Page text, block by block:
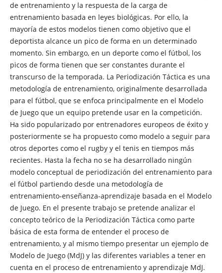
de entrenamiento y la respuesta de la carga de
entrenamiento basada en leyes biológicas. Por ello, la
mayoría de estos modelos tienen como objetivo que el
deportista alcance un pico de forma en un determinado
momento. Sin embargo, en un deporte como el fútbol, los
picos de forma tienen que ser constantes durante el
transcurso de la temporada. La Periodización Táctica es una
metodología de entrenamiento, originalmente desarrollada
para el fútbol, que se enfoca principalmente en el Modelo
de Juego que un equipo pretende usar en la competición.
Ha sido popularizado por entrenadores europeos de éxito y
posteriormente se ha propuesto como modelo a seguir para
otros deportes como el rugby y el tenis en tiempos más
recientes. Hasta la fecha no se ha desarrollado ningún
modelo conceptual de periodización del entrenamiento para
el fútbol partiendo desde una metodología de
entrenamiento-enseñanza-aprendizaje basada en el Modelo
de Juego. En el presente trabajo se pretende analizar el
concepto teórico de la Periodización Táctica como parte
básica de esta forma de entender el proceso de
entrenamiento, y al mismo tiempo presentar un ejemplo de
Modelo de Juego (MdJ) y las diferentes variables a tener en
cuenta en el proceso de entrenamiento y aprendizaje MdJ.